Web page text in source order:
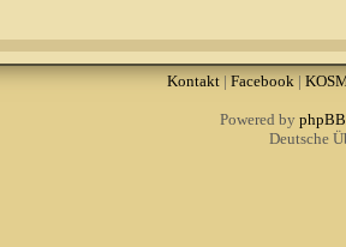
Kontakt| Facebook|
Powered by phpBB
Deutsche